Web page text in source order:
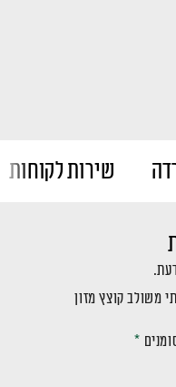
שירות לקוחות
משולב קוצץ מזון
*